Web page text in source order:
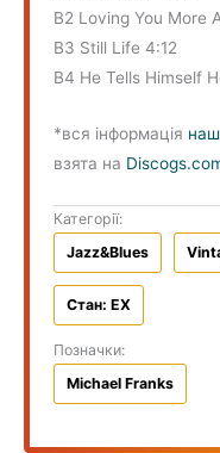
B2 Loving You More
B3 Still Life 4:12
B4 He Tells Himself
*вся інформація
взята на
Категорії:
Jazz&Blues
Стан: EX
Позначки:
Michael Franks